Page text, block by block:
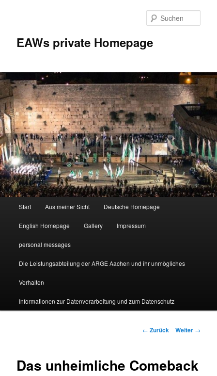
EAWs private Homepage
Start Aus meiner Sicht Deutsche Homepage
English Homepage Gallery Impressum
personal messages
Die Leistungsabteilung der ARGE Aachen und ihr unmögliches
Verhalten
Informationen zur Datenverarbeitung und zum Datenschutz
Beitragsnavigation
← Zurück Weiter →
Das unheimliche Comeback